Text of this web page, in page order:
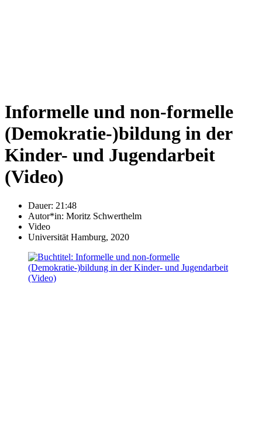
Informelle und non-formelle
(Demokratie-)bildung in der
Kinder- und Jugendarbeit
(Video)
Dauer: 21:48
Autor*in: Moritz Schwerthelm
Video
Universität Hamburg, 2020